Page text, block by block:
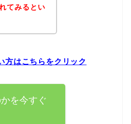
てみるとい
はこちらをクリック
を今すぐ